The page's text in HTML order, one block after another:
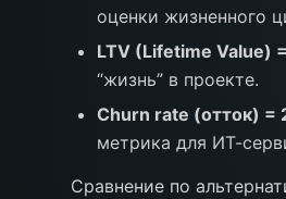
оценки жизненного
LTV (Lifetime Value)
“жизнь” в проекте.
Churn rate (отток) =
метрика для ИТ-
Сравнение по